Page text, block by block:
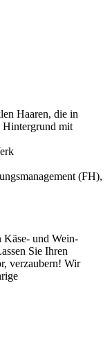
(FH),
Käse- und Wein-
Sie Ihren
verzaubern! Wir